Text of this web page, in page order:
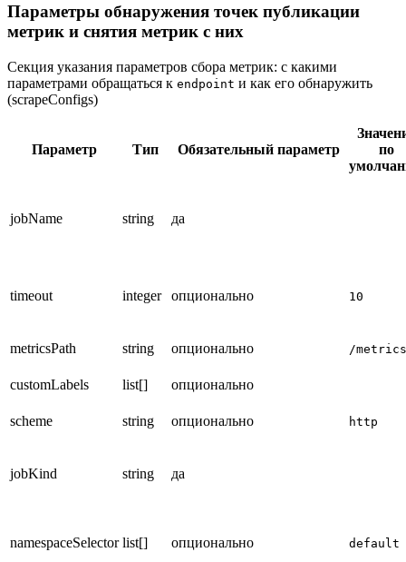
Параметры обнаружения точек публикации
метрик и снятия метрик с них
Секция указания параметров сбора метрик: с какими
параметрами обращаться к endpoint и как его обнаружить
(scrapeConfigs)
Параметр Тип Обязательный параметр
по
jobName string да
timeout integer опционально 10
metricsPath string опционально /metrics
customLabels list[] опционально
scheme string опционально http
jobKind string да
namespaceSelector list[] опционально default